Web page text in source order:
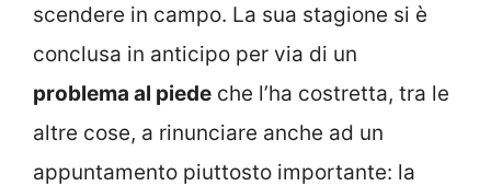
scendere in campo. La sua stagione si è
conclusa in anticipo per via di un
problema al piede che l’ha costretta, tra le
altre cose, a rinunciare anche ad un
appuntamento piuttosto importante: la